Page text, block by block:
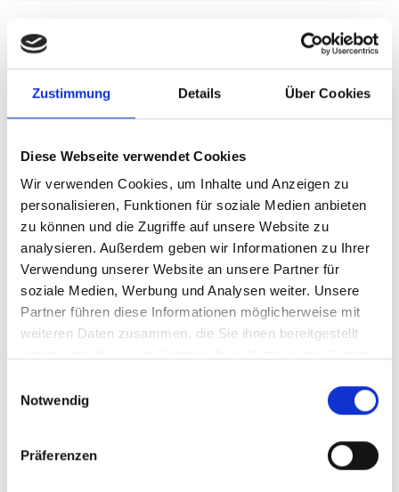
Zustimmung Details Über Cookies
Diese Webseite verwendet Cookies
Wir verwenden Cookies, um Inhalte und Anzeigen zu
personalisieren, Funktionen für soziale Medien anbieten
zu können und die Zugriffe auf unsere Website zu
analysieren. Außerdem geben wir Informationen zu Ihrer
Verwendung unserer Website an unsere Partner für
soziale Medien, Werbung und Analysen weiter. Unsere
Partner führen diese Informationen möglicherweise mit
weiteren Daten zusammen, die Sie ihnen bereitgestellt
Notwendig
Präferenzen